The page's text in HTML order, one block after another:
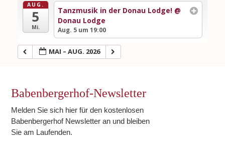
AUG.
5
Mi.
Tanzmusik in der Donau Lodge! @
Donau Lodge
Aug. 5 um 19:00
MAI – AUG. 2026
Babenbergerhof-Newsletter
Melden Sie sich hier für den kostenlosen
Babenbergerhof Newsletter an und bleiben
Sie am Laufenden.